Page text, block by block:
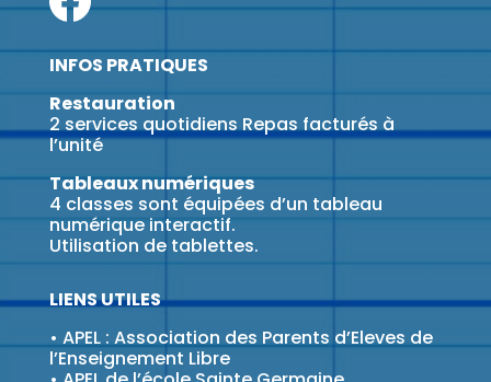
INFOS PRATIQUES
Restauration
2 services quotidiens Repas facturés à
l’unité
Tableaux numériques
4 classes sont équipées d’un tableau
numérique interactif.
Utilisation de tablettes.
LIENS UTILES
• APEL : Association des Parents d’Eleves de
l’Enseignement Libre